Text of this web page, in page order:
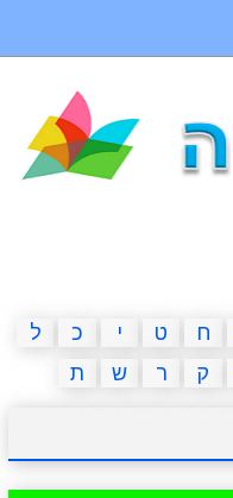
פוקימון גו מצא הבדלים
אשליות חדשות
ח ט י כ
ל
ק ר ש ת